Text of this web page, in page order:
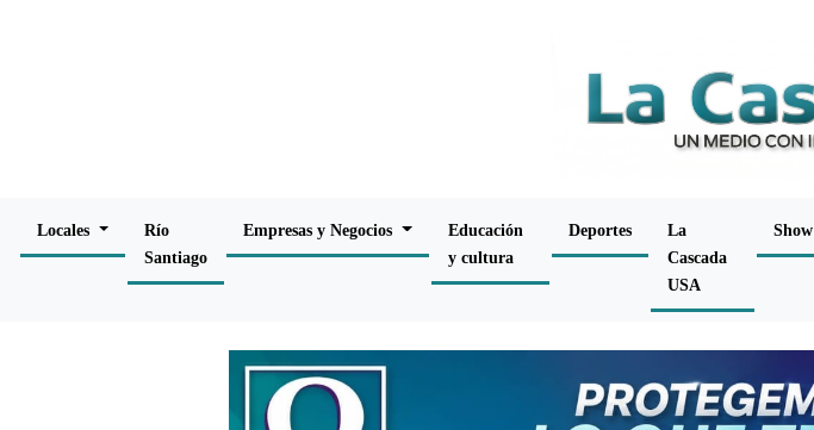
Locales
Río
Santiago
Empresas y Negocios
Educación
y cultura
Deportes
La
Cascada
USA
Show